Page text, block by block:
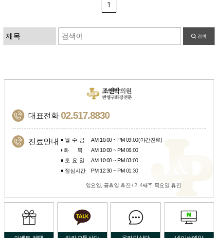
1
검색
대표전화 02.517.8830
진료안내 월수금
AM 10:00 ~ PM 09:00(야간진료)
화목 AM 10:00 ~ PM 06:00
토요일
AM 10:00 ~ PM 03:00
점심시간
PM 12:30 ~ PM 01:30
일요일, 공휴일 휴진 / 2, 4째주 목요일 휴진